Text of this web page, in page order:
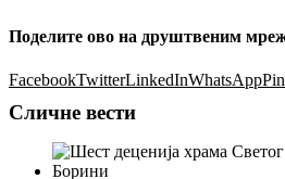
Поделите ово на друштвеним
FacebookTwitterLinkedInWhatsApp
Сличне вести